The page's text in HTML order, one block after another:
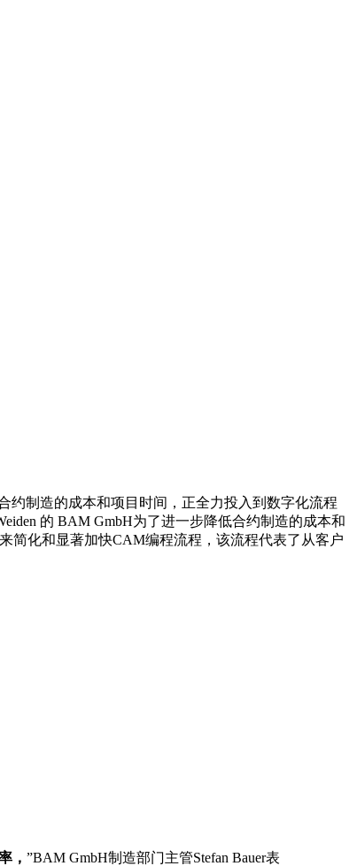
约制造的成本和项目时间，正全力投入到数字化流程
的 BAM GmbH为了进一步降低合约制造的成本和
简化和显著加快CAM编程流程，该流程代表了从客户
， ”BAM GmbH制造部门主管Stefan Bauer表